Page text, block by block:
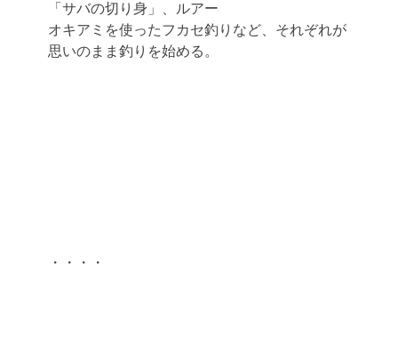
「サバの切り身」、ルアー
オキアミを使ったフカセ釣りなど、それぞれが
思いのまま釣りを始める。
・・・・